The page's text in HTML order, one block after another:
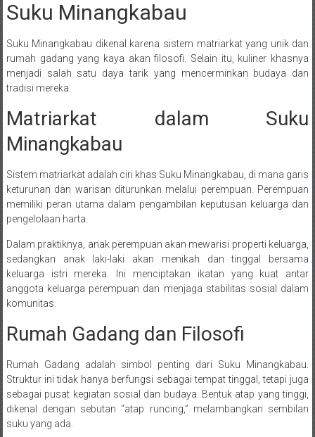
Suku Minangkabau
Suku Minangkabau dikenal karena sistem matriarkat yang unik dan
rumah gadang yang kaya akan filosofi. Selain itu, kuliner khasnya
menjadi salah satu daya tarik yang mencerminkan budaya dan
tradisi mereka.
Matriarkat dalam Suku
Minangkabau
Sistem matriarkat adalah ciri khas Suku Minangkabau, di mana garis
keturunan dan warisan diturunkan melalui perempuan. Perempuan
memiliki peran utama dalam pengambilan keputusan keluarga dan
pengelolaan harta.
Dalam praktiknya, anak perempuan akan mewarisi properti keluarga,
sedangkan anak laki-laki akan menikah dan tinggal bersama
keluarga istri mereka. Ini menciptakan ikatan yang kuat antar
anggota keluarga perempuan dan menjaga stabilitas sosial dalam
komunitas.
Rumah Gadang dan Filosofi
Rumah Gadang adalah simbol penting dari Suku Minangkabau.
Struktur ini tidak hanya berfungsi sebagai tempat tinggal, tetapi juga
sebagai pusat kegiatan sosial dan budaya. Bentuk atap yang tinggi,
dikenal dengan sebutan “atap runcing,” melambangkan sembilan
suku yang ada.